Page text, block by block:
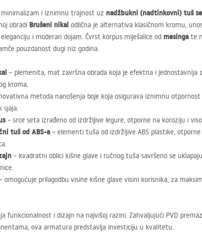
minimalizam i iznimnu trajnost uz nadžbukni (nadtinkovni) tuš
obradi Brušeni nikal odlična je alternativa klasičnom kromu,
i moderan dojam. Čvrst korpus miješalice od mesinga te
pouzdanost dugi niz godina.
– plemenita, mat završna obrada koja je efektna i jednostavnija
kroma.
metoda nanošenja boje koja osigurava iznimnu
sjaja.
– srce seta izrađeno od izdržljive legure, otporne na koroziju i
tuš od ABS-a – elementi tuša od izdržljive ABS plastike,
– kvadratni oblici kišne glave i ručnog tuša savršeno se
omogućuje prilagodbu visine kišne glave visini korisnika, za
funkcionalnost i dizajn na najvišoj razini. Zahvaljujući PVD
ova armatura predstavlja investiciju u kvalitetu.